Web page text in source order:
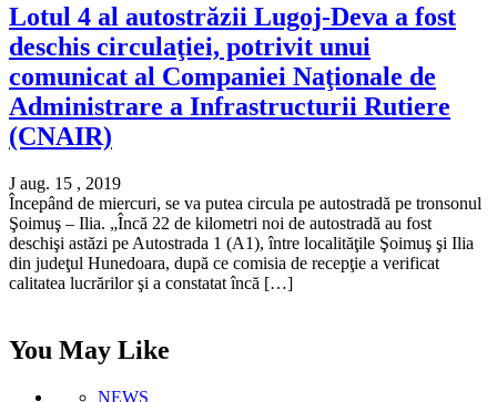
Lotul 4 al autostrăzii Lugoj-Deva a fost
deschis circulaţiei, potrivit unui
comunicat al Companiei Naţionale de
Administrare a Infrastructurii Rutiere
(CNAIR)
J aug. 15 , 2019
Începând de miercuri, se va putea circula pe autostradă pe tronsonul
Şoimuş – Ilia. „Încă 22 de kilometri noi de autostradă au fost
deschişi astăzi pe Autostrada 1 (A1), între localităţile Şoimuş şi Ilia
din judeţul Hunedoara, după ce comisia de recepţie a verificat
calitatea lucrărilor şi a constatat încă […]
You May Like
NEWS